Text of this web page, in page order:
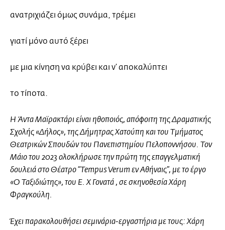
ανατριχιάζει όμως συνάμα, τρέμει
γιατί μόνο αυτό ξέρει
με μια κίνηση να κρύβει και ν’ αποκαλύπτει
το τίποτα.
Η Άντα Μαϊρακτάρι είναι ηθοποιός, απόφοιτη της Δραματικής
Σχολής «Δήλος», της Δήμητρας Χατούπη και του Τμήματος
Θεατρικών Σπουδών του Πανεπιστημίου Πελοποννήσου. Τον
Μάιο του 2023 ολοκλήρωσε την πρώτη της επαγγελματική
δουλειά στο Θέατρο “Tempus Verum εν Αθήναις”, με το έργο
«Ο Ταξιδιώτης», του Ε. Χ Γονατά , σε σκηνοθεσία Χάρη
Φραγκούλη.
Έχει παρακολουθήσει σεμινάρια-εργαστήρια με τους: Χάρη